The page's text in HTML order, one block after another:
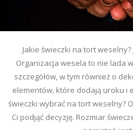
Jakie świeczki na tort
Organizacja wesela to nie lada
szczegółów, w tym również o
elementów, które dodają uroku i
świeczki wybrać na tort weselny?
Ci podjąć decyzję. Rozmiar